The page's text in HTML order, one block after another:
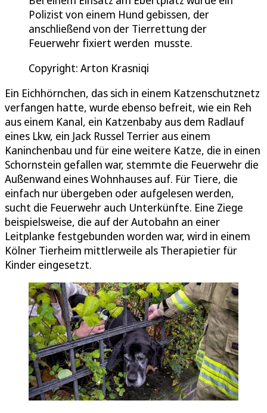
Polizist von einem Hund gebissen, der
anschließend von der Tierrettung der
Feuerwehr fixiert werden musste.
Copyright: Arton Krasniqi
Ein Eichhörnchen, das sich in einem Katzenschutznetz
verfangen hatte, wurde ebenso befreit, wie ein Reh
aus einem Kanal, ein Katzenbaby aus dem Radlauf
eines Lkw, ein Jack Russel Terrier aus einem
Kaninchenbau und für eine weitere Katze, die in einen
Schornstein gefallen war, stemmte die Feuerwehr die
Außenwand eines Wohnhauses auf. Für Tiere, die
einfach nur übergeben oder aufgelesen werden,
sucht die Feuerwehr auch Unterkünfte. Eine Ziege
beispielsweise, die auf der Autobahn an einer
Leitplanke festgebunden worden war, wird in einem
Kölner Tierheim mittlerweile als Therapietier für
Kinder eingesetzt.